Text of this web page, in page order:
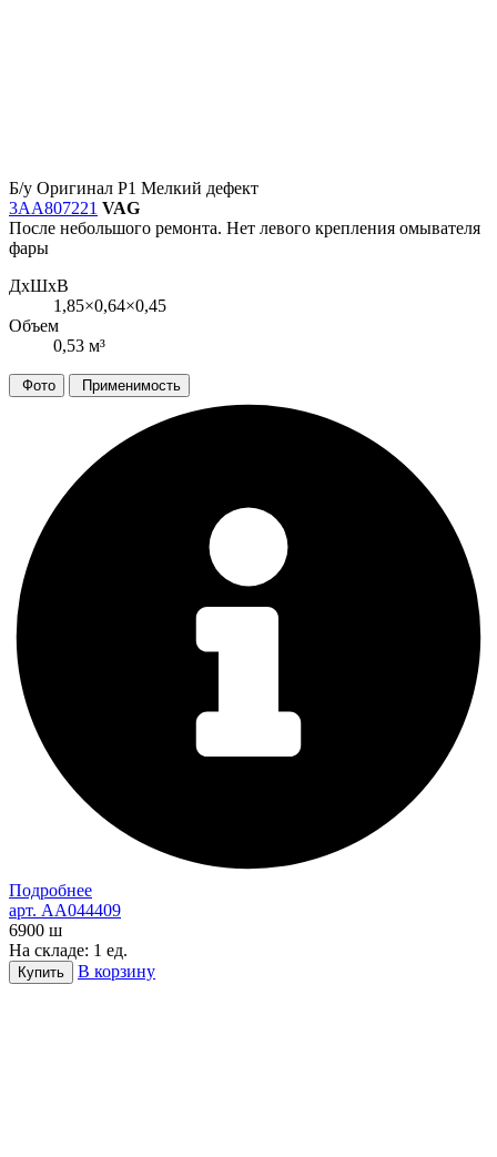
Б/у Оригинал Р1 Мелкий дефект
3AA807221 VAG
После небольшого ремонта. Нет левого крепления омывателя
фары
ДxШxВ
1,85×0,64×0,45
Объем
0,53 м³
Фото Применимость
Подробнее
арт. AA044409
6900 ш
На складе: 1 ед.
Купить В корзину